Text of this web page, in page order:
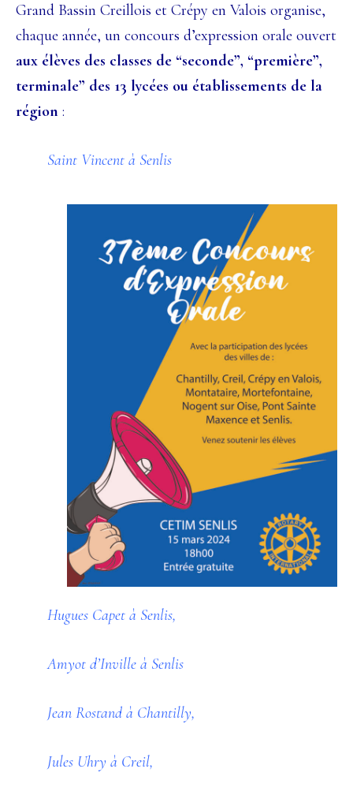
Grand Bassin Creillois et Crépy en Valois organise,
chaque année, un concours d’expression orale ouvert
aux élèves des classes de “seconde”, “première”,
terminale” des 13 lycées ou établissements de la
région :
Saint Vincent à Senlis
Hugues Capet à Senlis,
Amyot d’Inville à Senlis
Jean Rostand à Chantilly,
Jules Uhry à Creil,